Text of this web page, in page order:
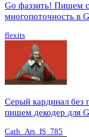
Go фаззить! Пишем
многопоточность в
flexits
Серый кардинал без
пишем декодер для
Cath_Ars_IS_785